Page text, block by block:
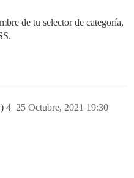
de tu selector de categoría,
25 Octubre, 2021 19:30
4